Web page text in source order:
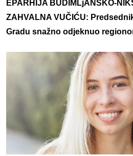
EPARHIJA BUDIMLjANSKO-
ZAHVALNA VUČIĆU:
Gradu snažno odjeknuo